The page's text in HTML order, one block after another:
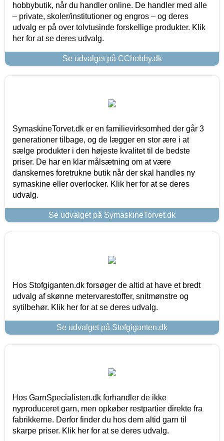
hobbybutik, når du handler online. De handler med alle
– private, skoler/institutioner og engros – og deres
udvalg er på over tolvtusinde forskellige produkter. Klik
her for at se deres udvalg.
Se udvalget på CChobby.dk
SymaskineTorvet.dk er en familievirksomhed der går 3
generationer tilbage, og de lægger en stor ære i at
sælge produkter i den højeste kvalitet til de bedste
priser. De har en klar målsætning om at være
danskernes foretrukne butik når der skal handles ny
symaskine eller overlocker. Klik her for at se deres
udvalg.
Se udvalget på SymaskineTorvet.dk
Hos Stofgiganten.dk forsøger de altid at have et bredt
udvalg af skønne metervarestoffer, snitmønstre og
sytilbehør. Klik her for at se deres udvalg.
Se udvalget på Stofgiganten.dk
Hos GarnSpecialisten.dk forhandler de ikke
nyproduceret garn, men opkøber restpartier direkte fra
fabrikkerne. Derfor finder du hos dem altid garn til
skarpe priser. Klik her for at se deres udvalg.